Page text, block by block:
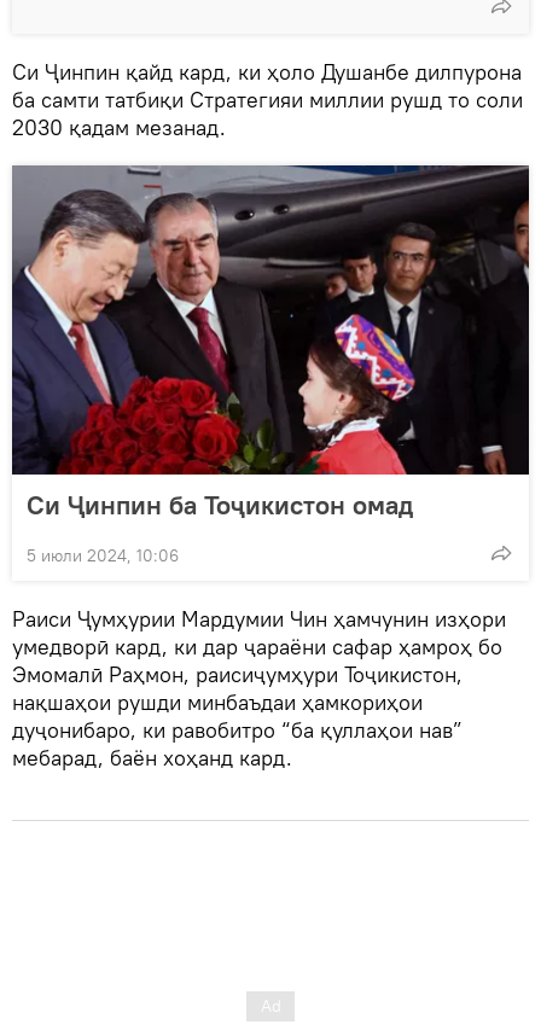
Си Ҷинпин қайд кард, ки ҳоло Душанбе дилпурона
ба самти татбиқи Стратегияи миллии рушд то соли
2030 қадам мезанад.
Си Ҷинпин ба Тоҷикистон омад
5 июли 2024, 10:06
Раиси Ҷумҳурии Мардумии Чин ҳамчунин изҳори
умедворӣ кард, ки дар ҷараёни сафар ҳамроҳ бо
Эмомалӣ Раҳмон, раисиҷумҳури Тоҷикистон,
нақшаҳои рушди минбаъдаи ҳамкориҳои
дуҷонибаро, ки равобитро “ба қуллаҳои нав”
мебарад, баён хоҳанд кард.